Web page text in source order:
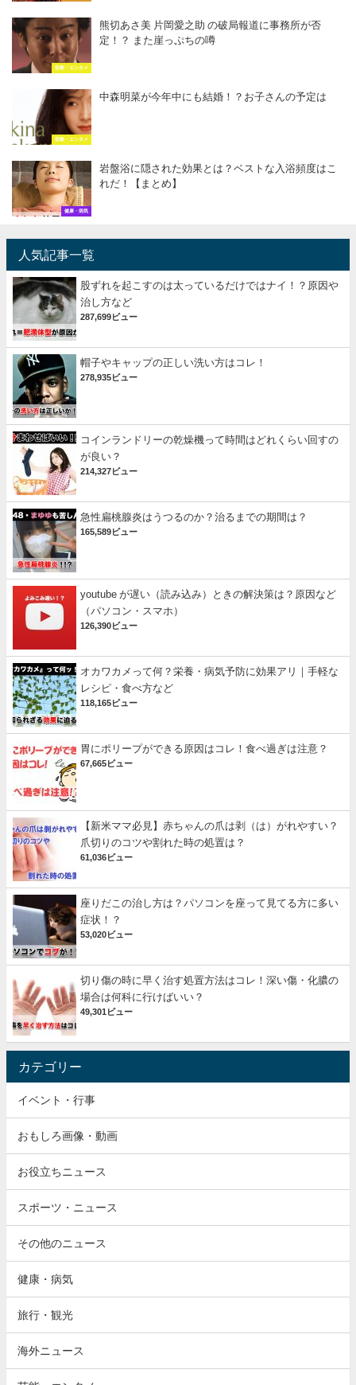
芸能・エンタメ
熊切あさ美 片岡愛之助 の破局報道に事務所が否
定！？ また崖っぷちの噂
芸能・エンタメ
中森明菜が今年中にも結婚！？お子さんの予定は
健康・病気
岩盤浴に隠された効果とは？ベストな入浴頻度はこ
れだ！【まとめ】
人気記事一覧
股ずれを起こすのは太っているだけではナイ！？原因や
治し方など
287,699ビュー
帽子やキャップの正しい洗い方はコレ！
278,935ビュー
コインランドリーの乾燥機って時間はどれくらい回すの
が良い？
214,327ビュー
急性扁桃腺炎はうつるのか？治るまでの期間は？
165,589ビュー
youtube が遅い（読み込み）ときの解決策は？原因など
（パソコン・スマホ）
126,390ビュー
オカワカメって何？栄養・病気予防に効果アリ｜手軽な
レシピ・食べ方など
118,165ビュー
胃にポリープができる原因はコレ！食べ過ぎは注意？
67,665ビュー
【新米ママ必見】赤ちゃんの爪は剥（は）がれやすい？
爪切りのコツや割れた時の処置は？
61,036ビュー
座りだこの治し方は？パソコンを座って見てる方に多い
症状！？
53,020ビュー
切り傷の時に早く治す処置方法はコレ！深い傷・化膿の
場合は何科に行けばいい？
49,301ビュー
カテゴリー
イベント・行事
おもしろ画像・動画
お役立ちニュース
スポーツ・ニュース
その他のニュース
健康・病気
旅行・観光
海外ニュース